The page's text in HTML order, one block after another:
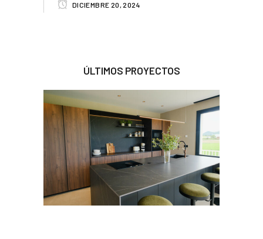
DICIEMBRE 20, 2024
ÚLTIMOS PROYECTOS